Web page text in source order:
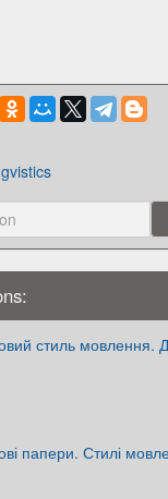
стиль мовлення.
папери. Стилі